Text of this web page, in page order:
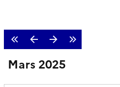
Mars 2025